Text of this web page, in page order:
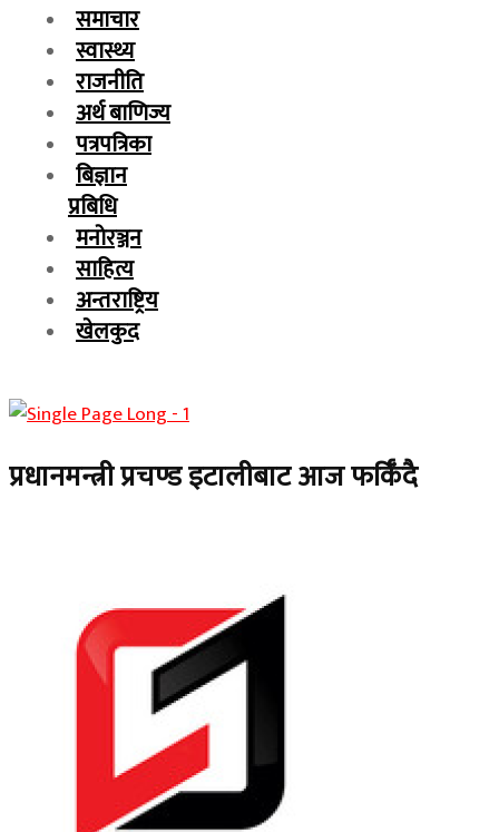
समाचार
स्वास्थ्य
राजनीति
अर्थ बाणिज्य
पत्रपत्रिका
बिज्ञान
प्रबिधि
मनोरञ्जन
साहित्य
अन्तराष्ट्रिय
खेलकुद
प्रधानमन्त्री प्रचण्ड इटालीबाट आज फर्किँदै